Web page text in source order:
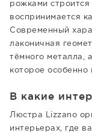
рожками
воспринимается
Современный
лаконичная
тёмного металла,
которое особенно
В какие
Люстра Lizzano
интерьерах, где